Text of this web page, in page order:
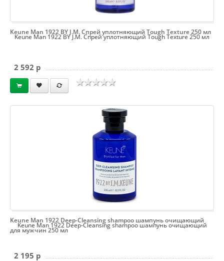
Keune Man 1922 BY J.M. Спрей уплотняющий Tough Texture 250 мл
Keune Man 1922 BY J.M. Спрей уплотняющий Tough Texture 250 мл
2 592 p
Keune Man 1922 Deep-Cleansing shampoo шампунь очищающий
Keune Man 1922 Deep-Cleansing shampoo шампунь очищающий
для мужчин 250 мл
2 195 p